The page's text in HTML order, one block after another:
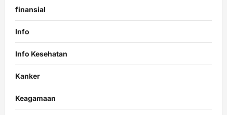
finansial
Info
Info Kesehatan
Kanker
Keagamaan